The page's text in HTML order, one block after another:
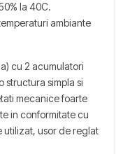
la 40C.
ambiante
cu 2 acumulatori
structura simpla si
mecanice foarte
in conformitate cu
utilizat, usor de reglat